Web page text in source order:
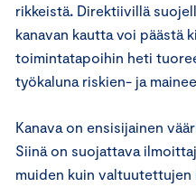
rikkeistä. Direktiivillä
kanavan kautta voi päästä
toimintatapoihin heti
työkaluna riskien- ja
Kanava on ensisijainen
Siinä on suojattava
muiden kuin